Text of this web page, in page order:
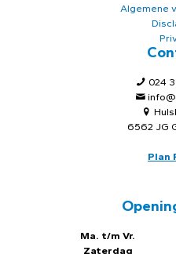
Algemene
024
6562 JG
Plan
Ma. t/m Vr.
Zaterdag